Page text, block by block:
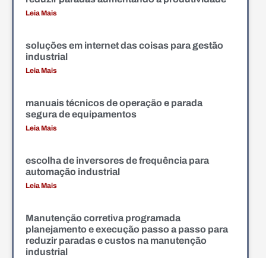
Leia Mais
soluções em internet das coisas para gestão
industrial
Leia Mais
manuais técnicos de operação e parada
segura de equipamentos
Leia Mais
escolha de inversores de frequência para
automação industrial
Leia Mais
Manutenção corretiva programada
planejamento e execução passo a passo para
reduzir paradas e custos na manutenção
industrial